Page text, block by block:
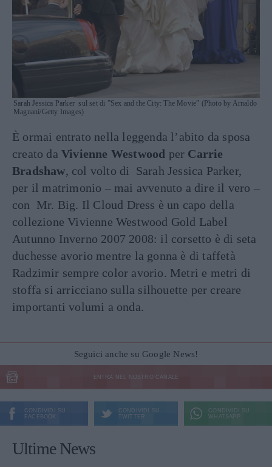
Sarah Jessica Parker sul set di ”Sex and the City: The Movie” (Photo by Arnaldo
Magnani/Getty Images)
È ormai entrato nella leggenda l’abito da sposa
creato da Vivienne Westwood per Carrie
Bradshaw, col volto di Sarah Jessica Parker,
per il matrimonio – mai avvenuto a dire il vero –
con Mr. Big. Il Cloud Dress è un capo della
collezione Vivienne Westwood Gold Label
Autunno Inverno 2007 2008: il corsetto è di seta
duchesse avorio mentre la gonna è di taffetà
Radzimir sempre color avorio. Metri e metri di
stoffa si arricciano sulla silhouette per creare
importanti volumi a onda.
Seguici anche su Google News!
ENTRA NEL NOSTRO CANALE
CONDIVIDI SU
FACEBOOK
CONDIVIDI SU
TWITTER
CONDIVIDI SU
WHATSAPP
Ultime News